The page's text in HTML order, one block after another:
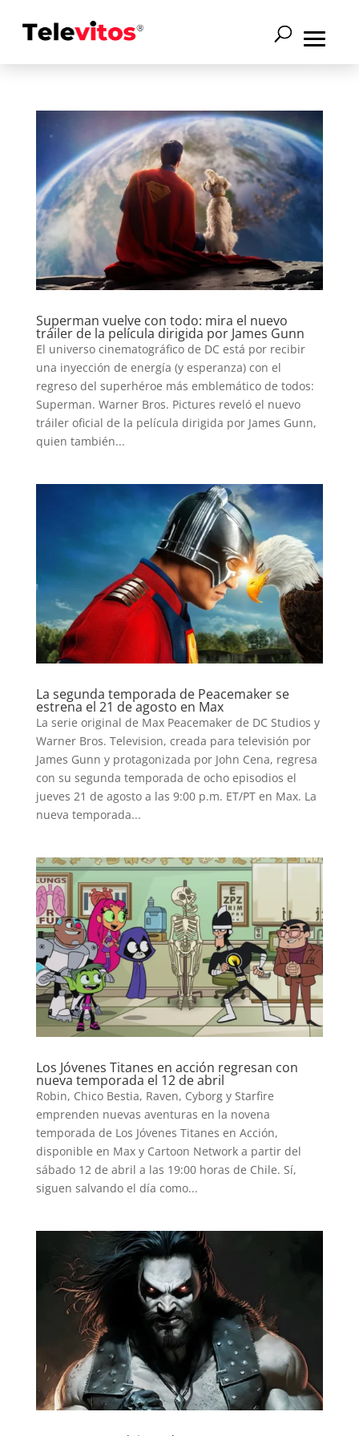
INICIO
PELICULAS
SERIES
TECNOVITOS
PLUS
EVENTOS
Superman vuelve con todo: mira el nuevo
tráiler de la película dirigida por James Gunn
El universo cinematográfico de DC está por recibir
una inyección de energía (y esperanza) con el
regreso del superhéroe más emblemático de todos:
Superman. Warner Bros. Pictures reveló el nuevo
tráiler oficial de la película dirigida por James Gunn,
quien también...
La segunda temporada de Peacemaker se
estrena el 21 de agosto en Max
La serie original de Max Peacemaker de DC Studios y
Warner Bros. Television, creada para televisión por
James Gunn y protagonizada por John Cena, regresa
con su segunda temporada de ocho episodios el
jueves 21 de agosto a las 9:00 p.m. ET/PT en Max. La
nueva temporada...
Los Jóvenes Titanes en acción regresan con
nueva temporada el 12 de abril
Robin, Chico Bestia, Raven, Cyborg y Starfire
emprenden nuevas aventuras en la novena
temporada de Los Jóvenes Titanes en Acción,
disponible en Max y Cartoon Network a partir del
sábado 12 de abril a las 19:00 horas de Chile. Sí,
siguen salvando el día como...